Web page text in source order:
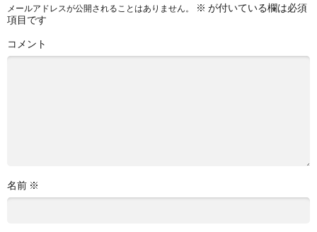
メールアドレスが公開されることはありません。 ※ が付いている欄は必須
項目です
コメント
名前 ※